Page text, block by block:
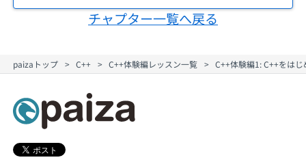
法人向けプラン
学校向けプラン
契約内容・クーポン
チャプター一覧へ戻る
paizaトップ C++ C++体験編レッスン一覧 C++体験編1: C++をは